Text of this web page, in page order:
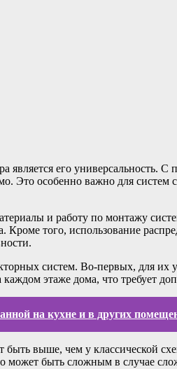
является его
Это особенно важно для
и работу по монтажу
того, использование
систем. Во-первых, для
этаже дома, что требует
на кухне и в других
выше, чем у классической
может быть сложным в случае